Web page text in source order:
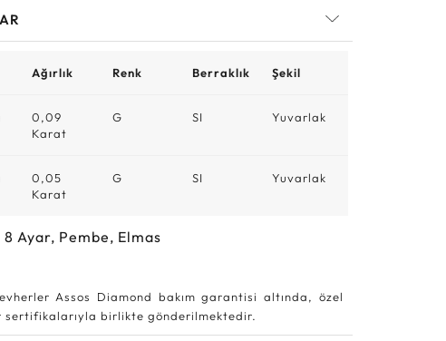
Ağırlık Renk Berraklık Şekil
0,09
Karat
G SI Yuvarlak
0,05
Karat
G SI Yuvarlak
8Ayar, Pembe, Elmas
Assos Diamond bakım garantisi altında, özel
sertifikalarıyla birlikte gönderilmektedir.